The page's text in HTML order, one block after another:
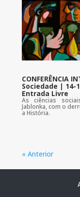
CONFERÊNCIA
Sociedade |
Entrada Livre
As ciências
Jablonka, com o
a História.
« Anterior